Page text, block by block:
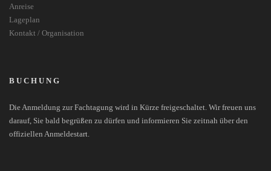
Anreise
Lageplan
Kontakt / Organisation
BUCHUNG
Die Anmeldung zur Fachtagung wird in Kürze freigeschaltet. Wir freuen uns
darauf, Sie bald begrüßen zu dürfen und informieren Sie zeitnah über den
offiziellen Anmeldestart.